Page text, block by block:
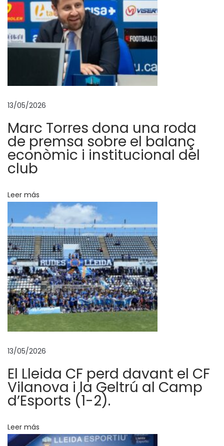
n
d
a
c
n
V
v
e
y
C
e
e
!
!
L
e
s
f
u
b
o
l
t
e
13/05/2026
Marc Torres dona una roda
de premsa sobre el balanç
econòmic i institucional del
club
Leer más
13/05/2026
El Lleida CF perd davant el CF
Vilanova i la Geltrú al Camp
d’Esports (1-2).
Leer más